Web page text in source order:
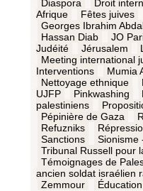
Diaspora
Droit
Afrique
Fêtes juives
Georges Ibrahim
Hassan Diab
JO
Judéité
Jérusalem
Meeting international
Interventions
Mumia
Nettoyage ethnique
UJFP
Pinkwashing
palestiniens
Pépinière de Gaza
Refuzniks
Sanctions
Sionisme
Tribunal Russell pour
Témoignages de
ancien soldat israélien
Zemmour
Éducation